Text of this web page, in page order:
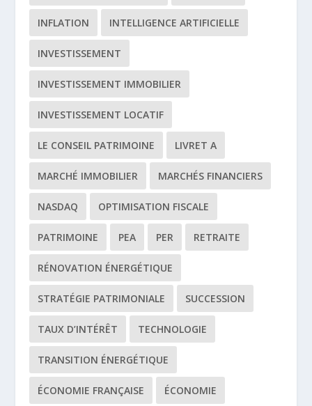
INFLATION INTELLIGENCE ARTIFICIELLE
INVESTISSEMENT
INVESTISSEMENT IMMOBILIER
INVESTISSEMENT LOCATIF
LE CONSEIL PATRIMOINE LIVRET A
MARCHÉ IMMOBILIER MARCHÉS FINANCIERS
NASDAQ OPTIMISATION FISCALE
PATRIMOINE PEA PER RETRAITE
RÉNOVATION ÉNERGÉTIQUE
STRATÉGIE PATRIMONIALE SUCCESSION
TAUX D’INTÉRÊT TECHNOLOGIE
TRANSITION ÉNERGÉTIQUE
ÉCONOMIE FRANÇAISE ÉCONOMIE